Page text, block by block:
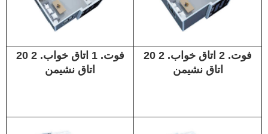
20 فوت. 1 اتاق خواب. 2
اتاق نشیمن
20 فوت. 2 اتاق خواب. 2
اتاق نشیمن